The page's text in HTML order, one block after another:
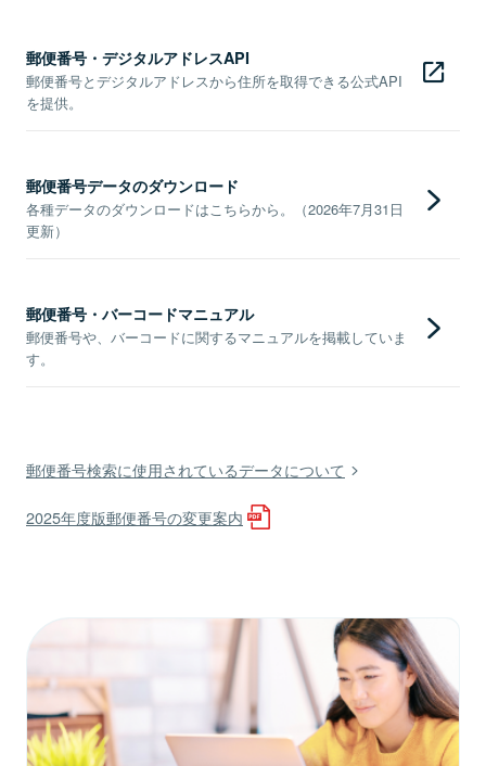
郵便番号・デジタルアドレスAPI
郵便番号とデジタルアドレスから住所を取得できる公式API
を提供。
郵便番号データのダウンロード
各種データのダウンロードはこちらから。（2026年7月31日
更新）
郵便番号・バーコードマニュアル
郵便番号や、バーコードに関するマニュアルを掲載していま
す。
郵便番号検索に使用されているデータについて
2025年度版郵便番号の変更案内